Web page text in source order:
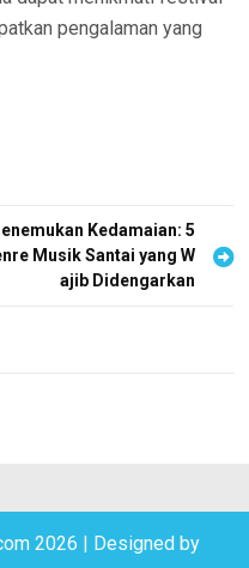
pengalaman yang
Kedamaian: 5
Musik Santai yang W
ajib Didengarkan
2026 | Designed by